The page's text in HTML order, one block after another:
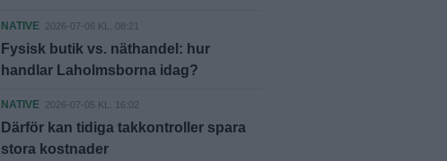
NATIVE 2026-07-06 KL. 08:21
Fysisk butik vs. näthandel: hur
handlar Laholmsborna idag?
NATIVE 2026-07-05 KL. 16:02
Därför kan tidiga takkontroller spara
stora kostnader